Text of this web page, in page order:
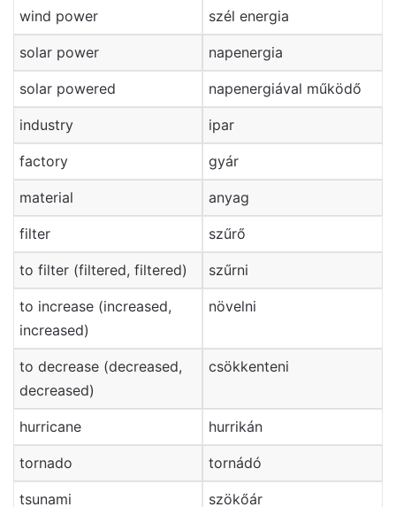
wind power szél energia
solar power napenergia
solar powered napenergiával működő
industry ipar
factory gyár
material anyag
filter szűrő
to filter (filtered, filtered) szűrni
to increase (increased,
increased)
növelni
to decrease (decreased,
decreased)
csökkenteni
hurricane hurrikán
tornado tornádó
tsunami szökőár